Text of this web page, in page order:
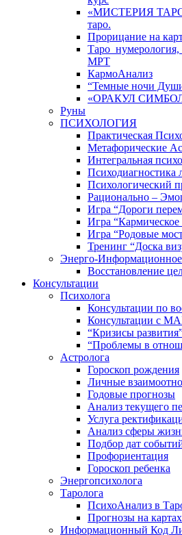
«МИСТЕРИЯ
таро.
Прорицание на
МРТ
КармоАнализ
“Темные ночи
«ОРАКУЛ
Руны
ПСИХОЛОГИЯ
Практическая
Метафорические
Интегральная
Психодиагностика
Психологический
Рационально –
Игра “Дороги
Игра “Кармическое
Игра “Родовые
Тренинг “Доска
Энерго-Информационное
Восстановление
Консультации
Психолога
Консультации по
Консультации с
“Кризисы
“Проблемы в
Астролога
Гороскоп рождения
Личные
Годовые прогнозы
Анализ текущего
Услуга
Анализ сферы
Подбор дат
Профориентация
Гороскоп ребенка
Энергопсихолога
Таролога
ПсихоАнализ в
Прогнозы на
Информационный Код